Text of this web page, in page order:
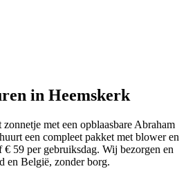
in Heemskerk
met een opblaasbare Abraham
een compleet pakket met blower en
€ 59 per gebruiksdag. Wij bezorgen en
en België, zonder borg.